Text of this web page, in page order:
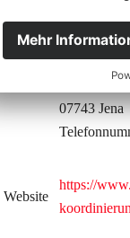
Vielfalt in
07743 Jena
Website
https://